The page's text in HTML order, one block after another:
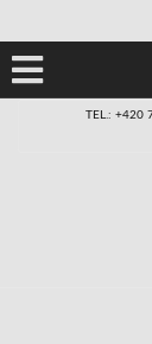
TEL.: +420